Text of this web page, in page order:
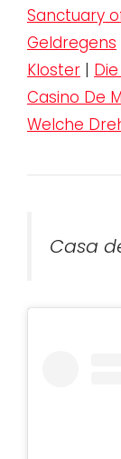
Sanctuary
Geldregens
Kloster |
Casino De
Welche
Casa